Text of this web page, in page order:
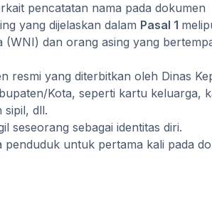
pencatatan nama pada dokumen
yang dijelaskan dalam Pasal 1
(WNI) dan orang asing yang
resmi yang diterbitkan oleh Dinas
Kota, seperti kartu keluarga,
sipil, dll.
seseorang sebagai identitas diri.
penduduk untuk pertama kali pada